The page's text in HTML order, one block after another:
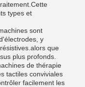
types et
sont
y
que
plus profonds.
de thérapie
tactiles conviviales
facilement les